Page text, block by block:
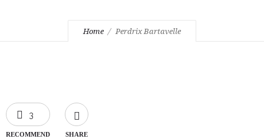
Home Perdrix Bartavelle
3
RECOMMEND SHARE